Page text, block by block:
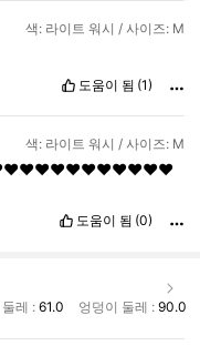
색: 라이트 워시 / 사이즈: M
도움이 됨 (1)
색: 라이트 워시 / 사이즈: M
도움이 됨 (0)
레 :61.0 엉덩이 둘레 : 90.0